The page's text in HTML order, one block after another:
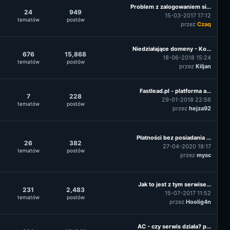
24
tematów
949
postów
Problem z zalogowaniem si...
15-03-2017 17:12
przez Czaq
676
tematów
15,868
postów
Niedziałające domeny - Ko...
18-06-2018 15:24
przez Kiljan
7
tematów
228
postów
Fastlead.pl - platforma a...
29-01-2018 22:56
przez hejza92
26
tematów
382
postów
Płatności bez posiadania ...
27-04-2020 18:17
przez mysc
231
tematów
2,483
postów
Jak to jest z tym serwise...
15-07-2017 11:52
przez Hoolig4n
AC - czy serwis działa? p...